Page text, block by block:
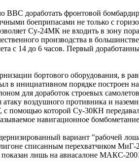
доработать фронтовой
боеприпасами не только с
Су-24МК не входить в зону
производства в
с 14 до 6 часов. Первый
бортового оборудования, в
в инициативном порядке построен
для доработок строевых
воздушного противника и
которой Су-30КН
навигационное
вариант "рабочей
списанным перехватчиком
лишь на авиасалоне МАКС-